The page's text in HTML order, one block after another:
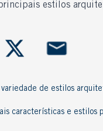
estilos
de estilos
características e estilos